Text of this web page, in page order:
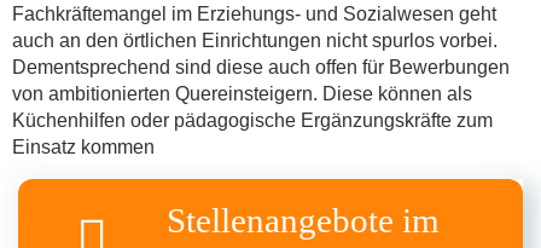
Fachkräftemangel im Erziehungs- und Sozialwesen geht
auch an den örtlichen Einrichtungen nicht spurlos vorbei.
Dementsprechend sind diese auch offen für Bewerbungen
von ambitionierten Quereinsteigern. Diese können als
Küchenhilfen oder pädagogische Ergänzungskräfte zum
Einsatz kommen
Stellenangebote im